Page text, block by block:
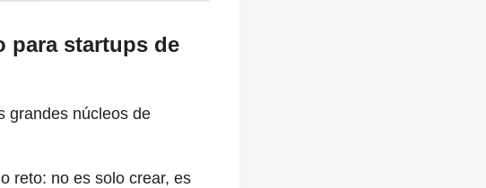
para startups de
grandes núcleos de
reto: no es solo crear, es